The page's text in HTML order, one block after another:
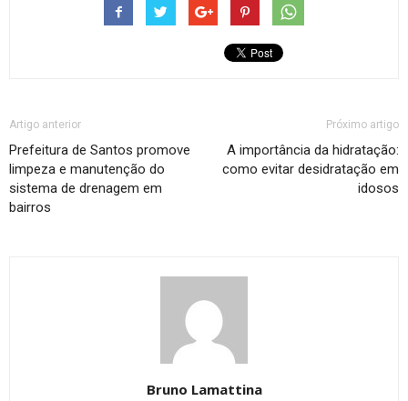
Artigo anterior
Prefeitura de Santos promove
limpeza e manutenção do
sistema de drenagem em
bairros
Próximo artigo
A importância da hidratação:
como evitar desidratação em
idosos
Bruno Lamattina